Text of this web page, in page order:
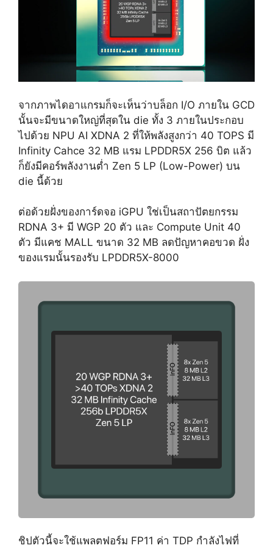
จากภาพไดอาแกรมก็จะเห็นว่าบล็อก I/O ภายใน GCD
นั้นจะมีขนาดใหญ่ที่สุดใน die ทั้ง 3 ภายในประกอบ
ไปด้วย NPU AI XDNA 2 ที่ให้พลังสูงกว่า 40 TOPS มี
Infinity Cahce 32 MB แรม LPDDR5X 256 บิต แล้ว
ก็ยังมีคอร์พลังงานต่ำ Zen 5 LP (Low-Power) บน
die นี้ด้วย
ต่อด้วยฝั่งของการ์ดจอ iGPU ใช่เป็นสถาปัตยกรรม
RDNA 3+ มี WGP 20 ตัว และ Compute Unit 40
ตัว มีแคช MALL ขนาด 32 MB ลดปัญหาคอขวด ฝั่ง
ของแรมนั้นรองรับ LPDDR5X-8000
ชิปตัวนี้จะใช้แพลตฟอร์ม FP11 ค่า TDP กำลังไฟที่